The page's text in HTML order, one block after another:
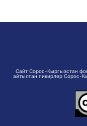
Сайт Сорос-Кыргызстан
айтылган пикирлер Сорос-